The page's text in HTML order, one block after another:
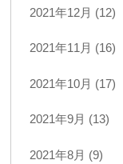
2021年12月 (12)
2021年11月 (16)
2021年10月 (17)
2021年9月 (13)
2021年8月 (9)